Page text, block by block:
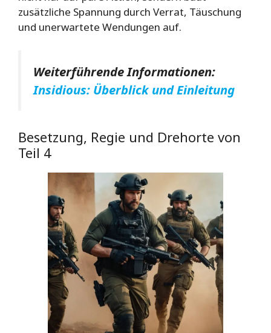
zusätzliche Spannung durch Verrat, Täuschung
und unerwartete Wendungen auf.
Weiterführende Informationen:
Insidious: Überblick und Einleitung
Besetzung, Regie und Drehorte von
Teil 4